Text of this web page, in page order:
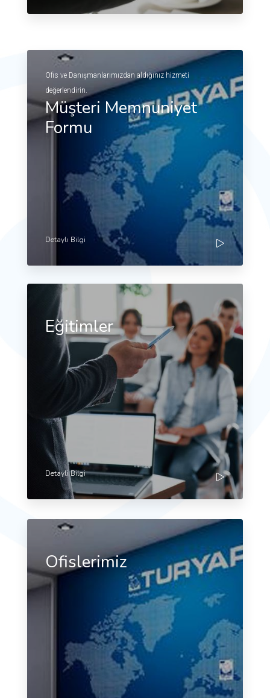
Ofis ve Danışmanlarımızdan aldığınız hizmeti
değerlendirin.
Müşteri Memnuniyet
Formu
Detaylı Bilgi
Eğitimler
Detayli Bilgi
Ofislerimiz